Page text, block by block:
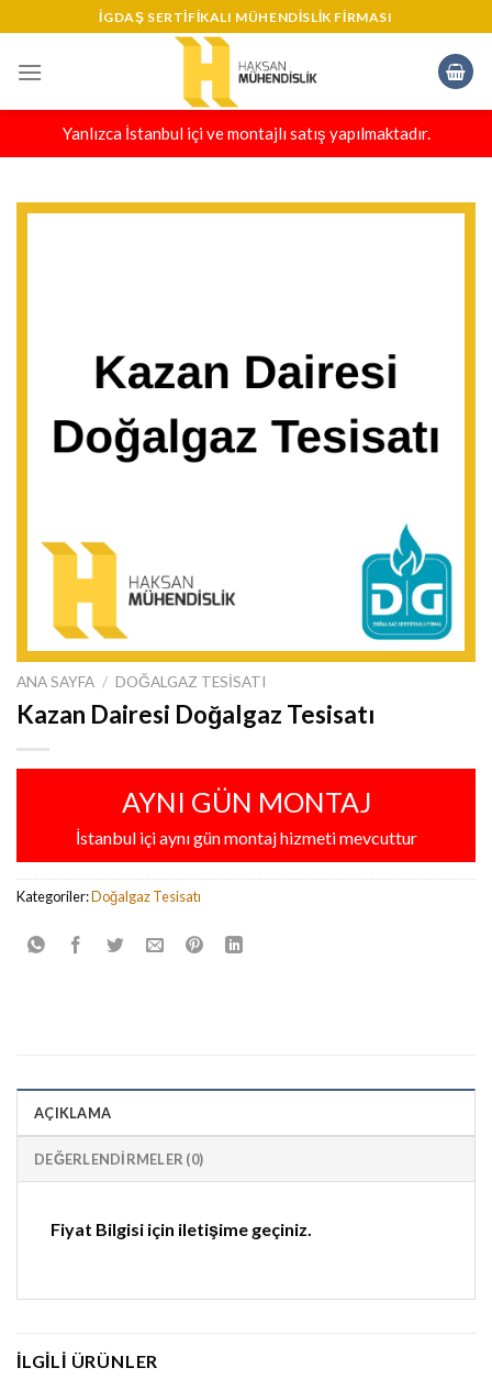
to
content
IGDAŞ SERTIFIKALI MÜHENDISLIK FIRMASI
Yanlızca İstanbul içi ve montajlı satış yapılmaktadır.
ANA SAYFA / DOĞALGAZ TESISATI
Kazan Dairesi Doğalgaz Tesisatı
AYNI GÜN MONTAJ
İstanbul içi aynı gün montaj hizmeti mevcuttur
Kategoriler:Doğalgaz Tesisatı
AÇIKLAMA
DEĞERLENDIRMELER (0)
Fiyat Bilgisi için iletişime geçiniz.
İLGILI ÜRÜNLER